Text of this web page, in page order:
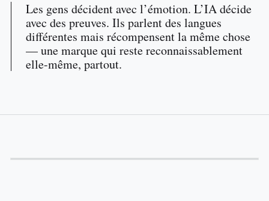
Les gens décident avec l’émotion. L’IA décide
avec des preuves. Ils parlent des langues
différentes mais récompensent la même chose
— une marque qui reste reconnaissablement
elle-même, partout.